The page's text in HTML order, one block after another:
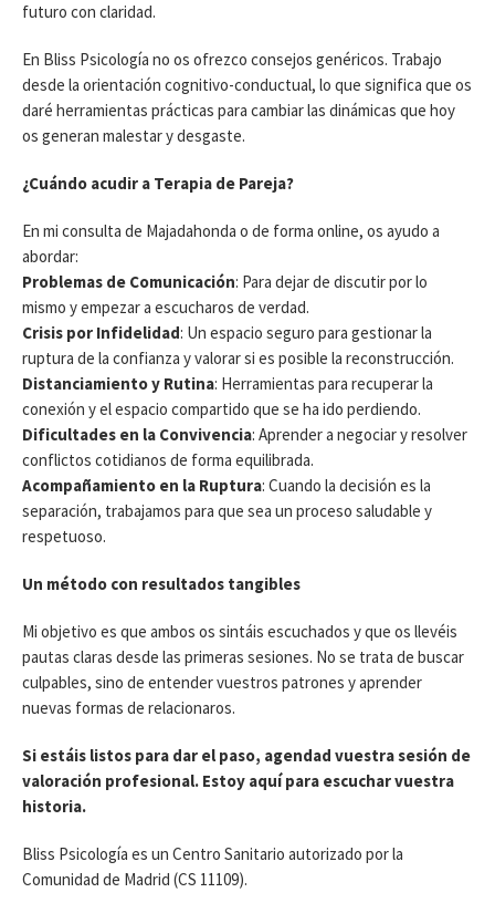
futuro con claridad.
En Bliss Psicología no os ofrezco consejos genéricos. Trabajo
desde la orientación cognitivo-conductual, lo que significa que os
daré herramientas prácticas para cambiar las dinámicas que hoy
os generan malestar y desgaste.
¿Cuándo acudir a Terapia de Pareja?
En mi consulta de Majadahonda o de forma online, os ayudo a
abordar:
Problemas de Comunicación: Para dejar de discutir por lo
mismo y empezar a escucharos de verdad.
Crisis por Infidelidad: Un espacio seguro para gestionar la
ruptura de la confianza y valorar si es posible la reconstrucción.
Distanciamiento y Rutina: Herramientas para recuperar la
conexión y el espacio compartido que se ha ido perdiendo.
Dificultades en la Convivencia: Aprender a negociar y resolver
conflictos cotidianos de forma equilibrada.
Acompañamiento en la Ruptura: Cuando la decisión es la
separación, trabajamos para que sea un proceso saludable y
respetuoso.
Un método con resultados tangibles
Mi objetivo es que ambos os sintáis escuchados y que os llevéis
pautas claras desde las primeras sesiones. No se trata de buscar
culpables, sino de entender vuestros patrones y aprender
nuevas formas de relacionaros.
Si estáis listos para dar el paso, agendad vuestra sesión de
valoración profesional. Estoy aquí para escuchar vuestra
historia.
Bliss Psicología es un Centro Sanitario autorizado por la
Comunidad de Madrid (CS 11109).